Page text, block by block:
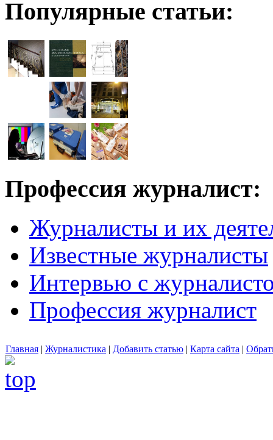
Популярные статьи:
Профессия журналист:
Журналисты и их
Известные журналисты
Интервью с
Профессия журналист
Главная | Журналистика | Добавить статью | Карта сайта |